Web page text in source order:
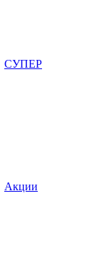
СУПЕР
Акции